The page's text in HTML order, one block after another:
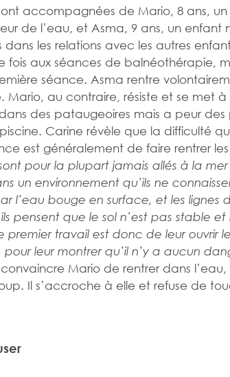
accompagnées de Mario, 8 ans, un
de l’eau, et Asma, 9 ans, un enfant
les relations avec les autres
fois aux séances de balnéothérapie,
séance. Asma rentre
Mario, au contraire, résiste et se met à
des pataugeoires mais a peur des
Carine révèle que la difficulté
est généralement de faire rentrer les
pour la plupart jamais allés à la
un environnement qu’ils ne
l’eau bouge en surface, et les lignes
pensent que le sol n’est pas stable et
travail est donc de leur ouvrir le
leur montrer qu’il n’y a aucun
Mario de rentrer dans l’eau,
Il s’accroche à elle et refuse de